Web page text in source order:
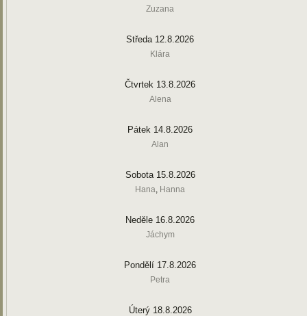
Zuzana
Středa 12.8.2026
Klára
Čtvrtek 13.8.2026
Alena
Pátek 14.8.2026
Alan
Sobota 15.8.2026
Hana, Hanna
Neděle 16.8.2026
Jáchym
Pondělí 17.8.2026
Petra
Úterý 18.8.2026